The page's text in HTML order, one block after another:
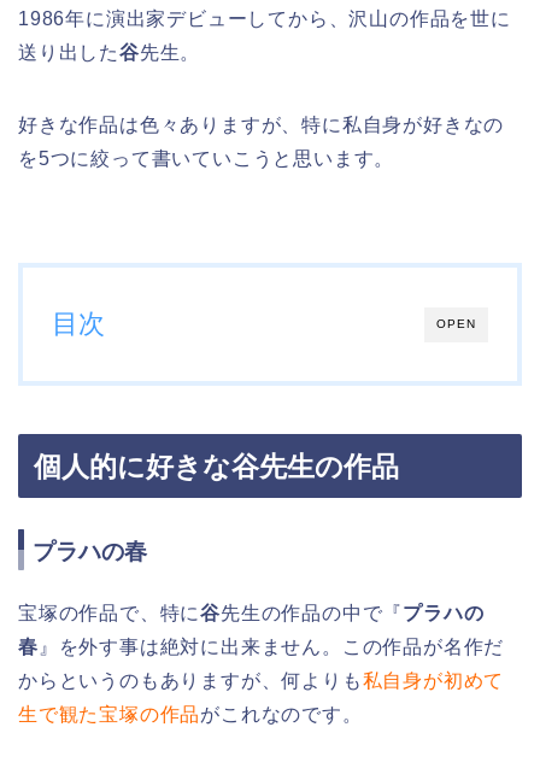
1986年に演出家デビューしてから、沢山の作品を世に
送り出した谷先生。
好きな作品は色々ありますが、特に私自身が好きなの
を5つに絞って書いていこうと思います。
OPEN
目次
個人的に好きな谷先生の作品
プラハの春
宝塚の作品で、特に谷先生の作品の中で『プラハの
春 』を外す事は絶対に出来ません。この作品が名作だ
からというのもありますが、何よりも私自身が初めて
生で観た宝塚の作品がこれなのです。